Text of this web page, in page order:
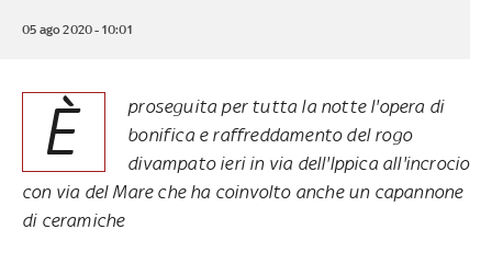
05 ago 2020 - 10:01
È
proseguita per tutta la notte l'opera di
bonifica e raffreddamento del rogo
divampato ieri in via dell'Ippica all'incrocio
con via del Mare che ha coinvolto anche un capannone
di ceramiche